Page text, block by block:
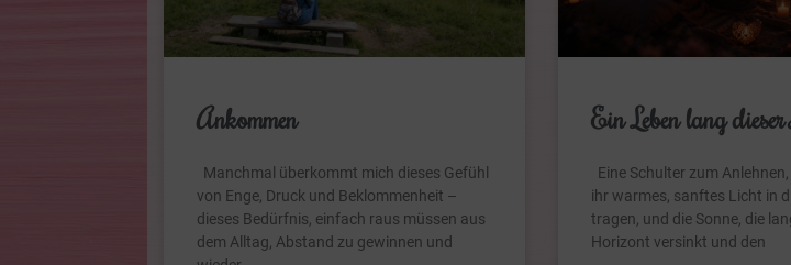
Ankommen
Manchmal überkommt mich dieses Gefühl
von Enge, Druck und Beklommenheit –
dieses Bedürfnis, einfach raus müssen aus
dem Alltag, Abstand zu gewinnen und
Ein Leben lang
Eine Schulter zum
ihr warmes, sanftes Licht in
tragen, und die Sonne, die
Horizont versinkt und den